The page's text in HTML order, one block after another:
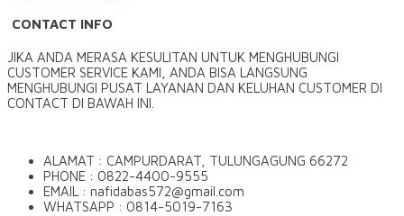
CONTACT INFO
JIKA ANDA MERASA KESULITAN UNTUK MENGHUBUNGI
CUSTOMER SERVICE KAMI, ANDA BISA LANGSUNG
MENGHUBUNGI PUSAT LAYANAN DAN KELUHAN CUSTOMER DI
CONTACT DI BAWAH INI.
ALAMAT : CAMPURDARAT, TULUNGAGUNG 66272
PHONE : 0822-4400-9555
EMAIL : nafidabas572@gmail.com
WHATSAPP : 0814-5019-7163